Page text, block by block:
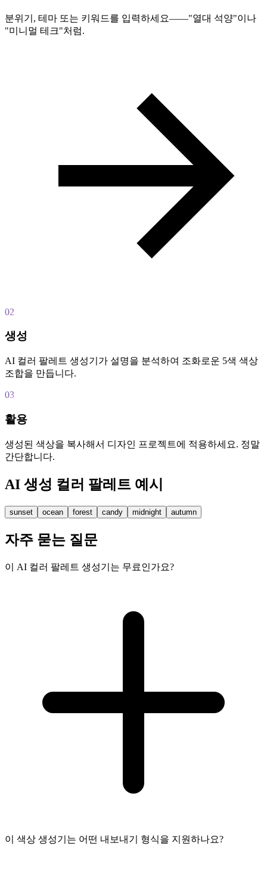
분위기, 테마 또는 키워드를 입력하세요——"열대 석양"이나
"미니멀 테크"처럼.
02
생성
AI 컬러 팔레트 생성기가 설명을 분석하여 조화로운 5색 색상
조합을 만듭니다.
03
활용
생성된 색상을 복사해서 디자인 프로젝트에 적용하세요. 정말
간단합니다.
AI 생성 컬러 팔레트 예시
sunset ocean forest candy midnight autumn
자주 묻는 질문
이 AI 컬러 팔레트 생성기는 무료인가요?
이 색상 생성기는 어떤 내보내기 형식을 지원하나요?